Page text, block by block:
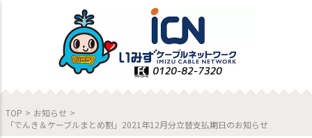
TOP > お知らせ >
「でんき＆ケーブルまとめ割」2021年12月分立替支払期日のお知らせ